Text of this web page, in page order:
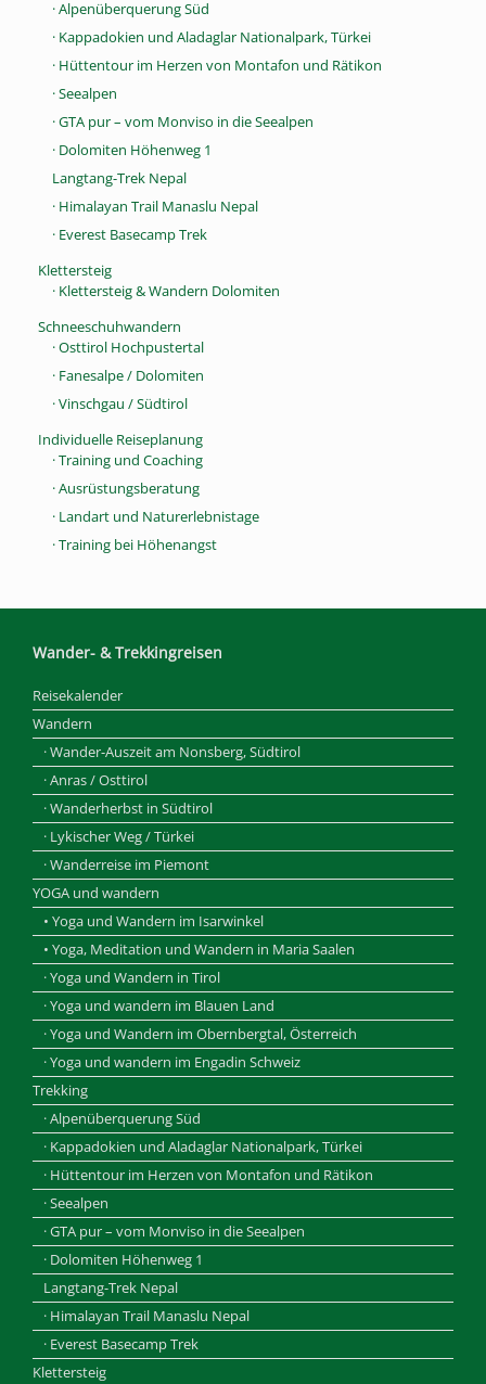
· Alpenüberquerung Süd
· Kappadokien und Aladaglar Nationalpark, Türkei
· Hüttentour im Herzen von Montafon und Rätikon
· Seealpen
· GTA pur – vom Monviso in die Seealpen
· Dolomiten Höhenweg 1
Langtang-Trek Nepal
· Himalayan Trail Manaslu Nepal
· Everest Basecamp Trek
Klettersteig
· Klettersteig & Wandern Dolomiten
Schneeschuhwandern
· Osttirol Hochpustertal
· Fanesalpe / Dolomiten
· Vinschgau / Südtirol
Individuelle Reiseplanung
· Training und Coaching
· Ausrüstungsberatung
· Landart und Naturerlebnistage
· Training bei Höhenangst
Wander- & Trekkingreisen
Reisekalender
Wandern
· Wander-Auszeit am Nonsberg, Südtirol
· Anras / Osttirol
· Wanderherbst in Südtirol
· Lykischer Weg / Türkei
· Wanderreise im Piemont
YOGA und wandern
• Yoga und Wandern im Isarwinkel
• Yoga, Meditation und Wandern in Maria Saalen
· Yoga und Wandern in Tirol
· Yoga und wandern im Blauen Land
· Yoga und Wandern im Obernbergtal, Österreich
· Yoga und wandern im Engadin Schweiz
Trekking
· Alpenüberquerung Süd
· Kappadokien und Aladaglar Nationalpark, Türkei
· Hüttentour im Herzen von Montafon und Rätikon
· Seealpen
· GTA pur – vom Monviso in die Seealpen
· Dolomiten Höhenweg 1
Langtang-Trek Nepal
· Himalayan Trail Manaslu Nepal
· Everest Basecamp Trek
Klettersteig